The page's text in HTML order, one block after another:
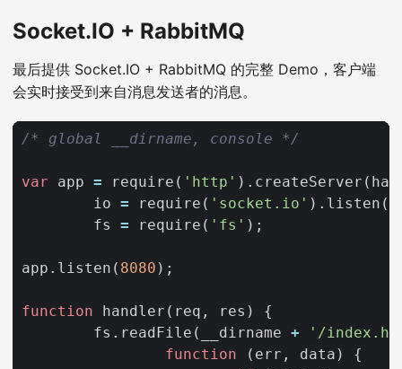
Socket.IO + RabbitMQ
最后提供 Socket.IO + RabbitMQ 的完整 Demo，客户端
会实时接受到来自消息发送者的消息。
/* global __dirname, console */
var app = require ( 'http' ). createServer (
io = require ( 'socket.io' ). listen (
fs
= require ( 'fs' );
app . listen ( 8080 );
function handler ( req , res )
{
fs . readFile ( __dirname +
'/
function
( err , data )
{